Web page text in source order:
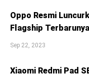
Oppo Resmi
Flagship
Sep 22, 2023
Xiaomi Redmi Pad